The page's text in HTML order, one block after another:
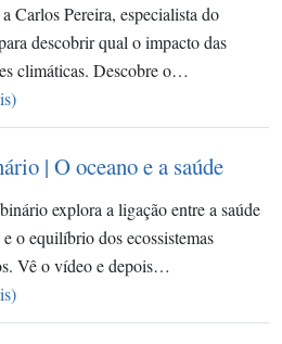
Carlos Pereira, especialista do
descobrir qual o impacto das
climáticas. Descobre o…
| O oceano e a saúde
explora a ligação entre a saúde
o equilíbrio dos ecossistemas
Vê o vídeo e depois…